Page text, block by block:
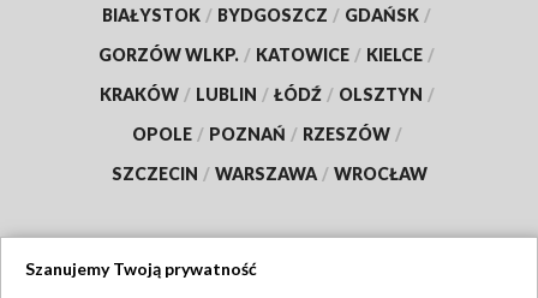
BIAŁYSTOK / BYDGOSZCZ / GDAŃSK /
GORZÓW WLKP. / KATOWICE / KIELCE /
KRAKÓW / LUBLIN / ŁÓDŹ / OLSZTYN /
OPOLE / POZNAŃ / RZESZÓW /
SZCZECIN / WARSZAWA / WROCŁAW
Szanujemy Twoją prywatność